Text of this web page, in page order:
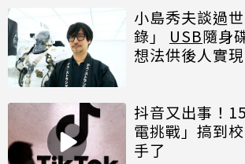
小島秀夫談過
錄」 USB隨身
想法供後人實現
抖音又出事！
電挑戰」搞到
手了